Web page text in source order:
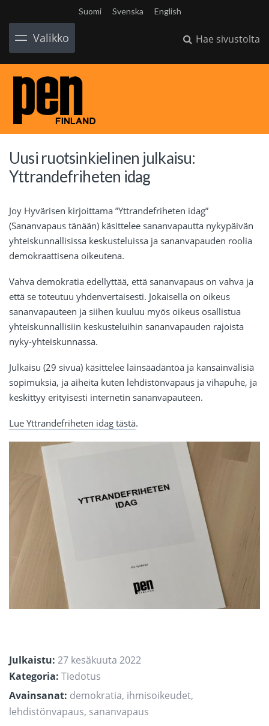
Suomi Svenska English
Valikko Hae sivustolta
Uusi ruotsinkielinen julkaisu:
Yttrandefriheten idag
Joy Hyvärisen kirjoittama ”Yttrandefriheten idag”
(Sananvapaus tänään) käsittelee sananvapautta nykypäivän
yhteiskunnallisissa keskusteluissa ja sananvapauden roolia
demokraattisena oikeutena.
Vahva demokratia edellyttää, että sananvapaus on vahva ja
että se toteutuu yhdenvertaisesti. Jokaisella on oikeus
sananvapauteen ja siihen kuuluu myös oikeus osallistua
yhteiskunnallisiin keskusteluihin sananvapauden rajoista
nyky-yhteiskunnassa.
Julkaisu (29 sivua) käsittelee lainsäädäntöä ja kansainvälisiä
sopimuksia, ja aiheita kuten lehdistönvapaus ja vihapuhe, ja
keskittyy erityisesti internetin sananvapauteen.
Lue Yttrandefriheten idag tästä.
Julkaistu: 27 kesäkuuta 2022
Kategoria: Tiedotus
Avainsanat: demokratia, ihmisoikeudet,
lehdistönvapaus, sananvapaus